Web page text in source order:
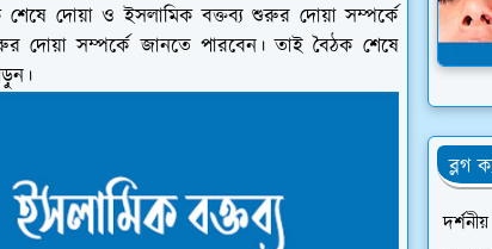
দোয়া ও ইসলামিক বক্তব্য শুরুর দোয়া সম্পর্কে
দোয়া সম্পর্কে জানতে পারবেন। তাই বৈঠক শেষে
ব্লগ